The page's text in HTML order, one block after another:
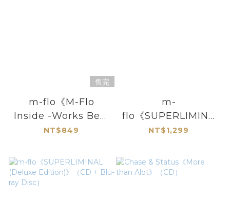
售完
m-flo《M-Flo
Inside -Works Best
5-》（2CD）
NT$849
m-
flo《SUPERLIMINA
L》（CD）
NT$1,299